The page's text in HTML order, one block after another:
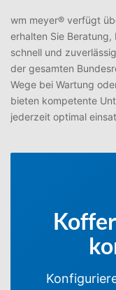
wm meyer® verfügt
erhalten Sie
schnell und
der gesamten
Wege bei Wartung
bieten kompetente
jederzeit optimal